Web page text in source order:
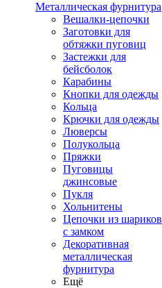
Металлическая фурнитура
Вешалки-цепочки
Заготовки для
обтяжки пуговиц
Застежки для
бейсболок
Карабины
Кнопки для одежды
Кольца
Крючки для одежды
Люверсы
Полукольца
Пряжки
Пуговицы
джинсовые
Пукля
Хольнитены
Цепочки из шариков
с замком
Декоративная
металлическая
фурнитура
Ещё